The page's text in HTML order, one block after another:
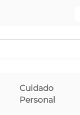
Cuidado
Personal